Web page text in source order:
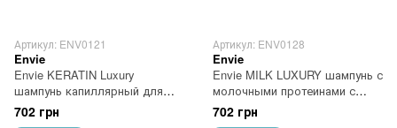
Артикул: ENV0121
Envie
Envie KERATIN Luxury
шампунь капиллярный для
поврежденных волос 250 мл
702 грн
Артикул: ENV0128
Envie
Envie MILK LUXURY шампунь с
молочными протеинами с
кислым ph 250 мл
702 грн